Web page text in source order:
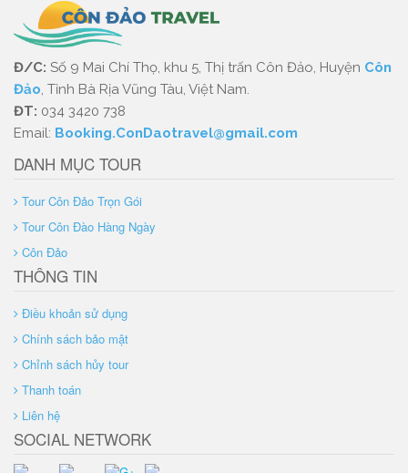
Đ/C: Số 9 Mai Chí Thọ, khu 5, Thị trấn Côn Đảo, Huyện Côn
Đảo, Tỉnh Bà Rịa Vũng Tàu, Việt Nam.
ĐT: 034 3420 738
Email: Booking.ConDaotravel@gmail.com
DANH MỤC TOUR
Tour Côn Đảo Trọn Gói
Tour Côn Đào Hàng Ngày
Côn Đảo
THÔNG TIN
Điều khoản sử dụng
Chính sách bảo mật
Chỉnh sách hủy tour
Thanh toán
Liên hệ
SOCIAL NETWORK